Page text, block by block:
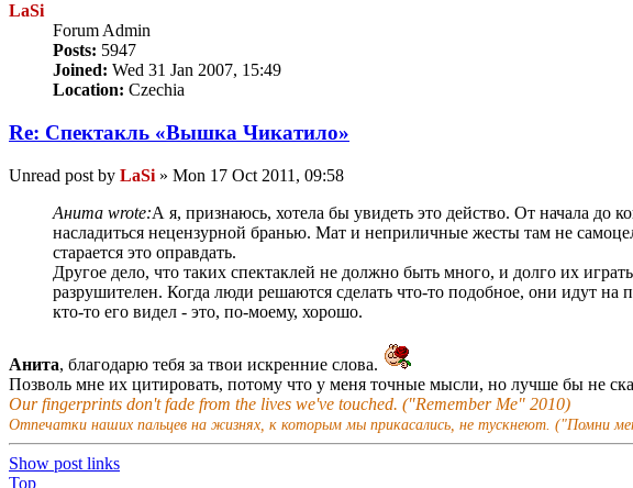
LaSi
Forum Admin
Posts: 5947
Joined: Wed 31 Jan 2007, 15:49
Location: Czechia
Re: Спектакль «Вышка Чикатило»
Unread post by LaSi » Mon 17 Oct 2011, 09:58
Анита wrote:А я, признаюсь, хотела бы увидеть это действо. От начала до
насладиться нецензурной бранью. Мат и неприличные жесты там не
старается это оправдать.
Другое дело, что таких спектаклей не должно быть много, и долго их
разрушителен. Когда люди решаются сделать что-то подобное, они идут
кто-то его видел - это, по-моему, хорошо.
Анита, благодарю тебя за твои искренние слова.
Позволь мне их цитировать, потому что у меня точные мысли, но лучше бы не
Our fingerprints don't fade from the lives we've touched. ("Remember Me" 2010)
Отпечатки наших пальцев на жизнях, к которым мы прикасались, не тускнеют. ("Помни
Show post links
Top